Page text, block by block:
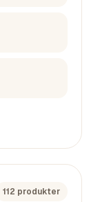
112 produkter